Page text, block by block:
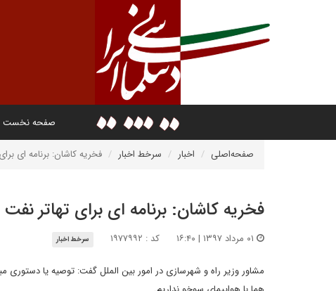
صفحه نخست
صفحه‌اصلی اخبار سرخط اخبار فخریه کاشان: برنامه ای
فخریه کاشان: برنامه ای برای تهاتر
کد : ۱۹۷۷۹۹۲ سرخط اخبار
مشاور وزیر راه و شهرسازی در امور بین الملل گفت: توصیه یا دستوری